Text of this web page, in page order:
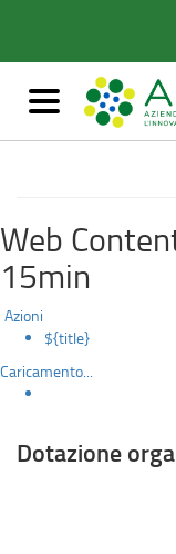
organica
Mostra/nascondi
navigazione
Web
15min
Azioni
${title}
Caricamento...
Dotazione